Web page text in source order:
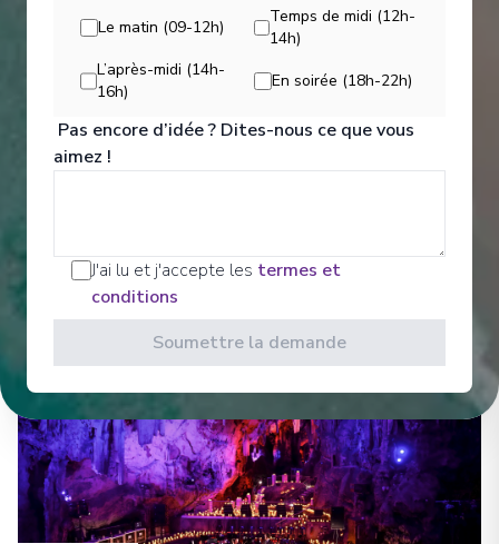
Divertissements
Sit back and enjoy your evenings on a high note
with our onboard entertainment. From local cultural
shows to our playbill that features a variety of
Voir Tous les Divertissements
Le matin (09-12h)
Temps de midi (12h-
14h)
L’après-midi (14h-
16h)
En soirée (18h-22h)
Pas encore d’idée ? Dites-nous ce que vous
aimez !
J'ai lu et j'accepte les termes et
conditions
Soumettre la demande